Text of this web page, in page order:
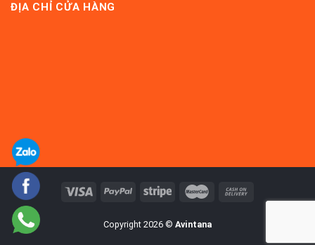
ĐỊA CHỈ CỬA HÀNG
Copyright 2026 © Avintana